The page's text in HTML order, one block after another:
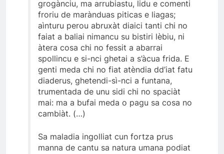
grogànciu, ma arrubiastu, lidu e comenti
froriu de marànduas piticas e liagas;
aìnturu perou abruxàt diaici tanti chi no
faiat a baliai nimancu su bistiri lèbiu, ni
àtera cosa chi no fessit a abarrai
spollincu e si-nci ghetai a s’àcua frida. E
genti meda chi no fiat atèndia dd’iat fatu
diaderus, ghetendi-sì-nci a funtana,
trumentada de unu sidi chi no spaciàt
mai: ma a bufai meda o pagu sa cosa no
cambiàt. (…)
Sa maladia ingolliat cun fortza prus
manna de cantu sa natura umana podiat